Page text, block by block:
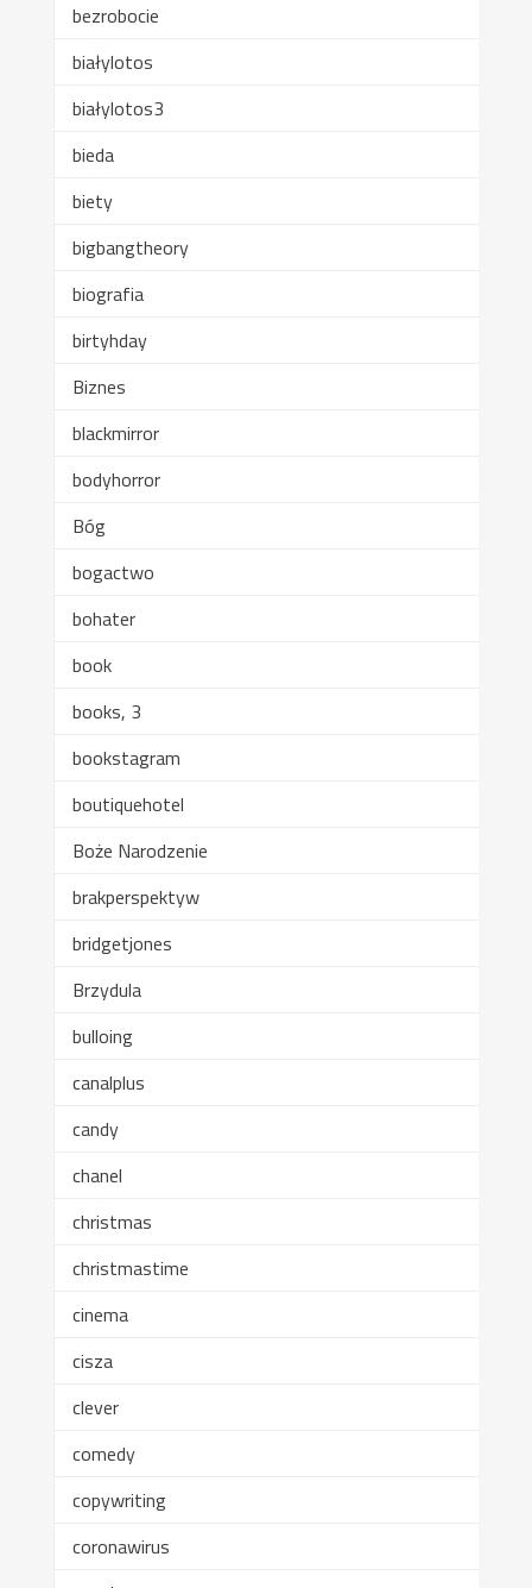
bezrobocie
białylotos
białylotos3
bieda
biety
bigbangtheory
biografia
birtyhday
Biznes
blackmirror
bodyhorror
Bóg
bogactwo
bohater
book
books, 3
bookstagram
boutiquehotel
Boże Narodzenie
brakperspektyw
bridgetjones
Brzydula
bulloing
canalplus
candy
chanel
christmas
christmastime
cinema
cisza
clever
comedy
copywriting
coronawirus